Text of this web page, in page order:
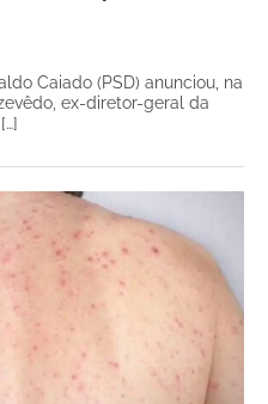
Caiado (PSD) anunciou, na
ex-diretor-geral da